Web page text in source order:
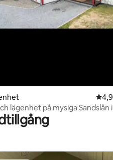
4,9
lägenhet på mysiga Sandslån i
kusten